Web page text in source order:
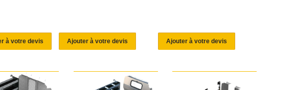
à votre devis Ajouter à votre devis Ajouter à votre devis